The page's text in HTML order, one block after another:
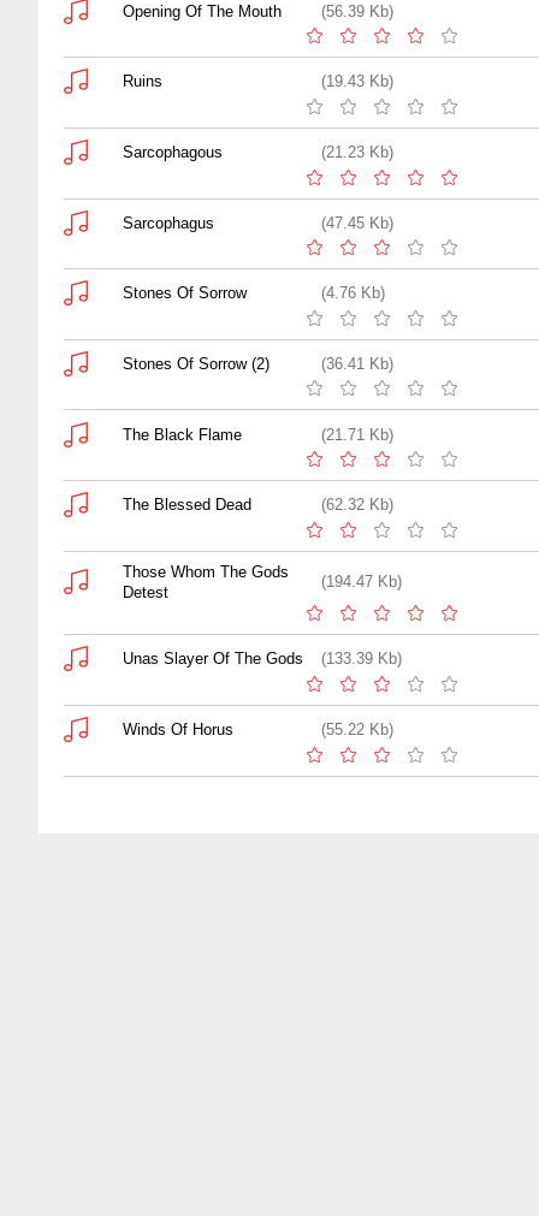
Opening Of The Mouth (56.39 Kb)
Ruins (19.43 Kb)
Sarcophagous (21.23 Kb)
Sarcophagus (47.45 Kb)
Stones Of Sorrow (4.76 Kb)
Stones Of Sorrow (2) (36.41 Kb)
The Black Flame (21.71 Kb)
The Blessed Dead (62.32 Kb)
Those Whom The Gods
Detest
(194.47 Kb)
Unas Slayer Of The Gods (133.39 Kb)
Winds Of Horus (55.22 Kb)